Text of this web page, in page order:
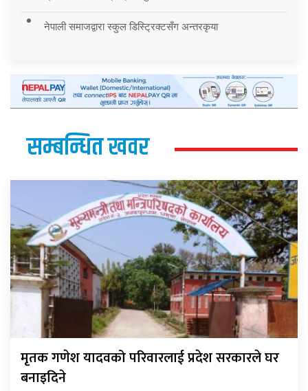
नेपाली समाजद्वारा स्कुल डिस्ट्रिक्टसँग अन्तरकृया
सम्बन्धित खवर
मृतक गणेश यादवको परिवारलाई प्रदेश सरकारले घर
बनाइदिने